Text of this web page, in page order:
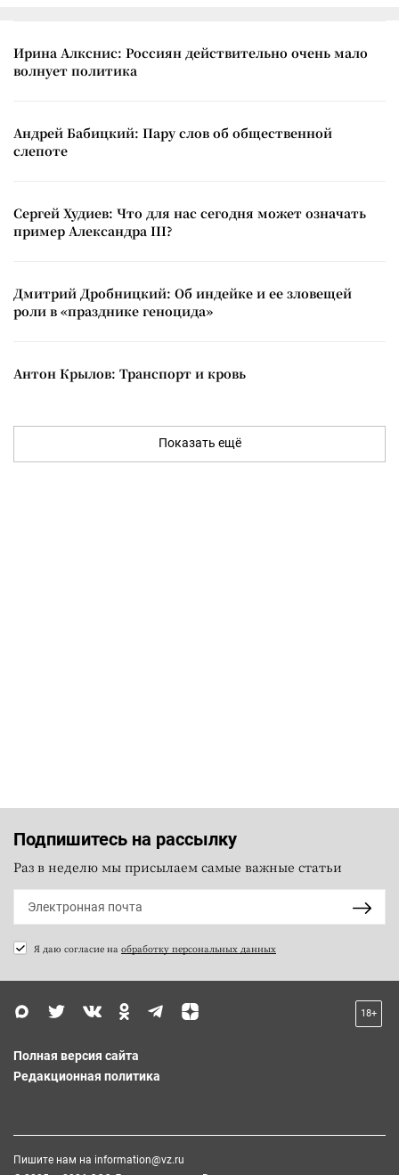
Ирина Алкснис: Россиян действительно очень мало
волнует политика
Андрей Бабицкий: Пару слов об общественной
слепоте
Сергей Худиев: Что для нас сегодня может означать
пример Александра III?
Дмитрий Дробницкий: Об индейке и ее зловещей
роли в «празднике геноцида»
Антон Крылов: Транспорт и кровь
Показать ещё
Подпишитесь на рассылку
Раз в неделю мы присылаем самые важные статьи
Я даю согласие на обработку персональных данных
18+
Полная версия сайта
Редакционная политика
Пишите нам на information@vz.ru